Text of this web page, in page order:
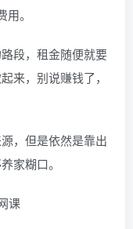
。
段，租金随便就要
来，别说赚钱了，
，但是依然是靠出
家糊口。